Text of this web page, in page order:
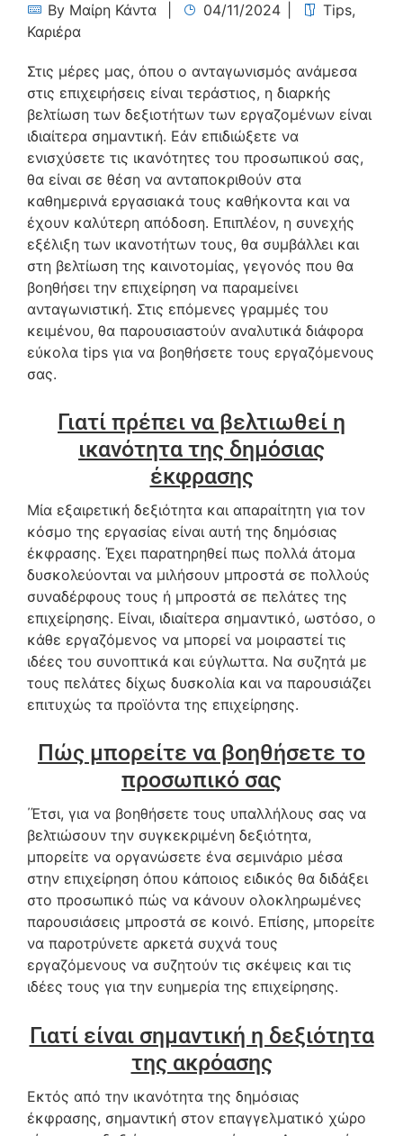
By Μαίρη Κάντα 04/11/2024 Tips,
Καριέρα
Στις μέρες μας, όπου ο ανταγωνισμός ανάμεσα
στις επιχειρήσεις είναι τεράστιος, η διαρκής
βελτίωση των δεξιοτήτων των εργαζομένων είναι
ιδιαίτερα σημαντική. Εάν επιδιώξετε να
ενισχύσετε τις ικανότητες του προσωπικού σας,
θα είναι σε θέση να ανταποκριθούν στα
καθημερινά εργασιακά τους καθήκοντα και να
έχουν καλύτερη απόδοση. Επιπλέον, η συνεχής
εξέλιξη των ικανοτήτων τους, θα συμβάλλει και
στη βελτίωση της καινοτομίας, γεγονός που θα
βοηθήσει την επιχείρηση να παραμείνει
ανταγωνιστική. Στις επόμενες γραμμές του
κειμένου, θα παρουσιαστούν αναλυτικά διάφορα
εύκολα tips για να βοηθήσετε τους εργαζόμενους
σας.
Γιατί πρέπει να βελτιωθεί η
ικανότητα της δημόσιας
έκφρασης
Μία εξαιρετική δεξιότητα και απαραίτητη για τον
κόσμο της εργασίας είναι αυτή της δημόσιας
έκφρασης. Έχει παρατηρηθεί πως πολλά άτομα
δυσκολεύονται να μιλήσουν μπροστά σε πολλούς
συναδέρφους τους ή μπροστά σε πελάτες της
επιχείρησης. Είναι, ιδιαίτερα σημαντικό, ωστόσο, ο
κάθε εργαζόμενος να μπορεί να μοιραστεί τις
ιδέες του συνοπτικά και εύγλωττα. Να συζητά με
τους πελάτες δίχως δυσκολία και να παρουσιάζει
επιτυχώς τα προϊόντα της επιχείρησης.
Πώς μπορείτε να βοηθήσετε το
προσωπικό σας
΄Έτσι, για να βοηθήσετε τους υπαλλήλους σας να
βελτιώσουν την συγκεκριμένη δεξιότητα,
μπορείτε να οργανώσετε ένα σεμινάριο μέσα
στην επιχείρηση όπου κάποιος ειδικός θα διδάξει
στο προσωπικό πώς να κάνουν ολοκληρωμένες
παρουσιάσεις μπροστά σε κοινό. Επίσης, μπορείτε
να παροτρύνετε αρκετά συχνά τους
εργαζόμενους να συζητούν τις σκέψεις και τις
ιδέες τους για την ευημερία της επιχείρησης.
Γιατί είναι σημαντική η δεξιότητα
της ακρόασης
Εκτός από την ικανότητα της δημόσιας
έκφρασης, σημαντική στον επαγγελματικό χώρο